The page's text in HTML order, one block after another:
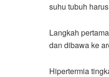
suhu tubuh
Langkah
dan dibawa ke
Hipertermia